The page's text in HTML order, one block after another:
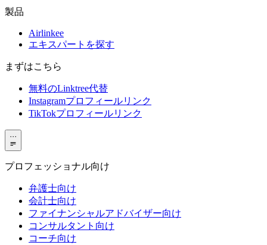
製品
Airlinkee
エキスパートを探す
まずはこちら
無料のLinktree代替
Instagramプロフィールリンク
TikTokプロフィールリンク
···
プロフェッショナル向け
弁護士向け
会計士向け
ファイナンシャルアドバイザー向け
コンサルタント向け
コーチ向け